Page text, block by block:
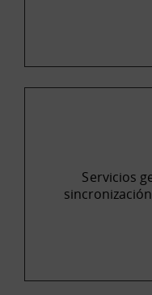
Servicios